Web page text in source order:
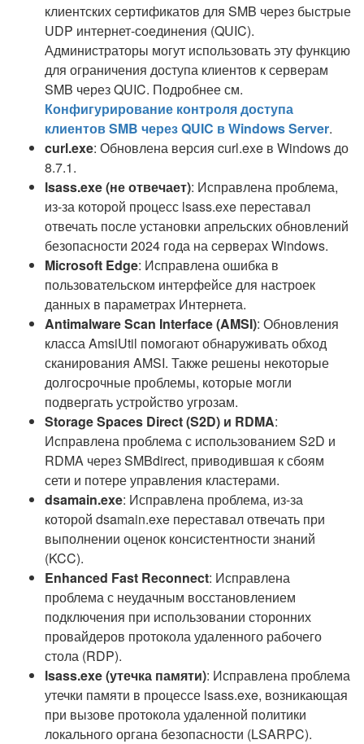
клиентских сертификатов для SMB через быстрые
UDP интернет-соединения (QUIC).
Администраторы могут использовать эту функцию
для ограничения доступа клиентов к серверам
SMB через QUIC. Подробнее см.
Конфигурирование контроля доступа
клиентов SMB через QUIC в Windows Server.
curl.exe: Обновлена версия curl.exe в Windows до
8.7.1.
lsass.exe (не отвечает): Исправлена проблема,
из-за которой процесс lsass.exe переставал
отвечать после установки апрельских обновлений
безопасности 2024 года на серверах Windows.
Microsoft Edge: Исправлена ошибка в
пользовательском интерфейсе для настроек
данных в параметрах Интернета.
Antimalware Scan Interface (AMSI): Обновления
класса AmsiUtil помогают обнаруживать обход
сканирования AMSI. Также решены некоторые
долгосрочные проблемы, которые могли
подвергать устройство угрозам.
Storage Spaces Direct (S2D) и RDMA:
Исправлена проблема с использованием S2D и
RDMA через SMBdirect, приводившая к сбоям
сети и потере управления кластерами.
dsamain.exe: Исправлена проблема, из-за
которой dsamain.exe переставал отвечать при
выполнении оценок консистентности знаний
(KCC).
Enhanced Fast Reconnect: Исправлена
проблема с неудачным восстановлением
подключения при использовании сторонних
провайдеров протокола удаленного рабочего
стола (RDP).
lsass.exe (утечка памяти): Исправлена проблема
утечки памяти в процессе lsass.exe, возникающая
при вызове протокола удаленной политики
локального органа безопасности (LSARPC).